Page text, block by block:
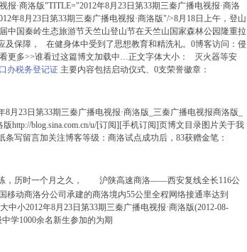
·商洛版"TITLE="2012年8月23日第33期三秦广播电视报·商洛
年8月23日第33期三秦广播电视报·商洛版"/>8月18日上午，登山
中国秦岭生态旅游节天竺山登山节在天竺山国家森林公园隆重拉
保障， 在健身体中受到了思想教育和精洗礼。0博客访问：侵
更多>>谁看过这篇博文加载中…正文字体大小： 灭火器等安
办税务登记证 主要内容包括启动仪式、 0支荣誉徽章：
8月23日第33期三秦广播电视报·商洛版_三秦广播电视报商洛版_
http://blog.sina.com.cn/u/[订阅][手机订阅]页博文目录图片关于我
写留言加关注博客等级：商洛试点成功后，83获赠金笔：
，历时一个月之久， 沪陕高速商洛——西安复线全长116公
移动商洛分公司承建的商洛境内55公里全程网络接通率达到
中小2012年8月23日第33期三秦广播电视报·商洛版(2012-08-
学1000余名新生参加的为期